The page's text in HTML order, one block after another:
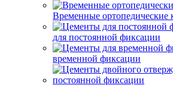
Временные ортопедические
для постоянной фиксации
временной фиксации